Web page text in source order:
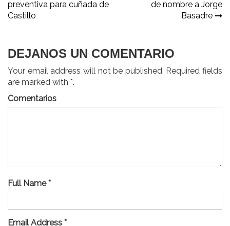
de
preventiva para cuñada de
Castillo
de nombre a Jorge
Basadre
DEJANOS UN COMENTARIO
Your email address will not be published. Required fields
are marked with *.
Comentarios
Full Name *
Email Address *